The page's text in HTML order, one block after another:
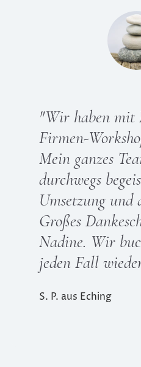
"Wir haben mit
Firmen-
Mein ganzes
durchwegs
Umsetzung und
Großes
Nadine. Wir
jeden Fall
S. P. aus Eching